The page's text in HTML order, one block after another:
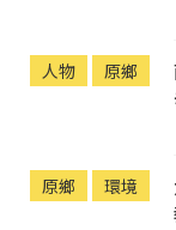
人物 原鄉
原鄉 環境